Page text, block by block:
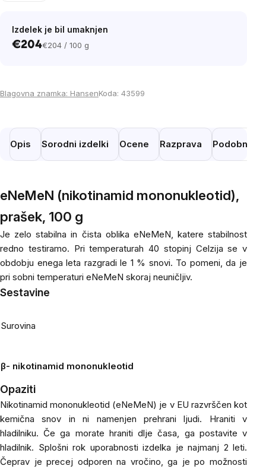
Izdelek je bil umaknjen
€204Cena
€204 / 100 g
Blagovna znamka: HansenKoda: 43599
Opis Sorodni izdelki Ocene Razprava Podobni
eNeMeN (nikotinamid mononukleotid),
prašek, 100 g
Je zelo stabilna in čista oblika eNeMeN, katere stabilnost
redno testiramo. Pri temperaturah 40 stopinj Celzija se v
obdobju enega leta razgradi le 1 % snovi. To pomeni, da je
pri sobni temperaturi eNeMeN skoraj neuničljiv.
Sestavine
Surovina
β- nikotinamid mononukleotid
Opaziti
Nikotinamid mononukleotid (eNeMeN) je v EU razvrščen kot
kemična snov in ni namenjen prehrani ljudi. Hraniti v
hladilniku. Če ga morate hraniti dlje časa, ga postavite v
hladilnik. Splošni rok uporabnosti izdelka je najmanj 2 leti.
Čeprav je precej odporen na vročino, ga je po možnosti